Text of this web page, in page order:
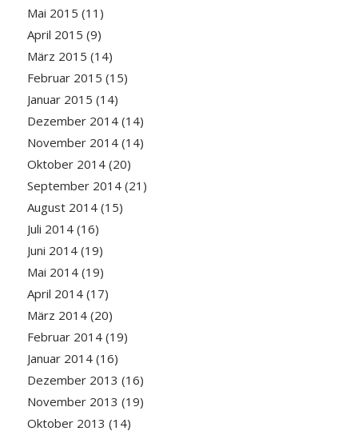
Mai 2015 (11)
April 2015 (9)
März 2015 (14)
Februar 2015 (15)
Januar 2015 (14)
Dezember 2014(14)
November 2014(14)
Oktober 2014(20)
September 2014(21)
August 2014(15)
Juli 2014(16)
Juni 2014(19)
Mai 2014(19)
April 2014(17)
März 2014(20)
Februar 2014(19)
Januar 2014(16)
Dezember 2013 (16)
November 2013 (19)
Oktober 2013 (14)